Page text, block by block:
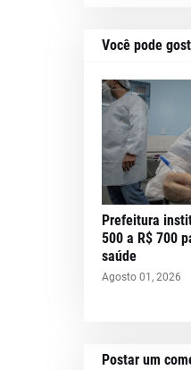
Você pode
Prefeitura
500 a R$ 700
saúde
Agosto 01, 2026
Postar um